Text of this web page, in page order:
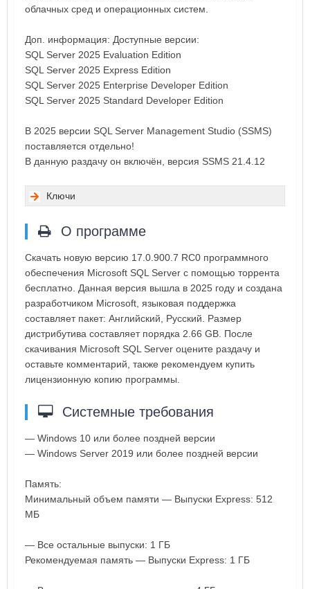
облачных сред и операционных систем.
Доп. информация: Доступные версии:
SQL Server 2025 Evaluation Edition
SQL Server 2025 Express Edition
SQL Server 2025 Enterprise Developer Edition
SQL Server 2025 Standard Developer Edition
В 2025 версии SQL Server Management Studio (SSMS)
поставляется отдельно!
В данную раздачу он включён, версия SSMS 21.4.12
Ключи
О программе
Скачать новую версию 17.0.900.7 RC0 программного
обеспечения Microsoft SQL Server с помощью торрента
бесплатно. Данная версия вышла в 2025 году и создана
разработчиком Microsoft, языковая поддержка
составляет пакет: Английский, Русский. Размер
дистрибутива составляет порядка 2.66 GB. После
скачивания Microsoft SQL Server оцените раздачу и
оставьте комментарий, также рекомендуем купить
лицензионную копию программы.
Системные требования
— Windows 10 или более поздней версии
— Windows Server 2019 или более поздней версии
Память:
Минимальный объем памяти — Выпуски Express: 512
МБ
— Все остальные выпуски: 1 ГБ
Рекомендуемая память — Выпуски Express: 1 ГБ